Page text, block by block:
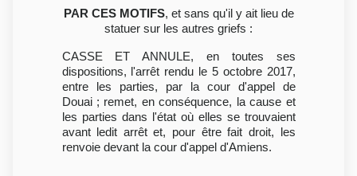
PAR CES MOTIFS, et sans qu'il y ait lieu de
statuer sur les autres griefs :
CASSE ET ANNULE, en toutes ses
dispositions, l'arrêt rendu le 5 octobre 2017,
entre les parties, par la cour d'appel de
Douai ; remet, en conséquence, la cause et
les parties dans l'état où elles se trouvaient
avant ledit arrêt et, pour être fait droit, les
renvoie devant la cour d'appel d'Amiens.